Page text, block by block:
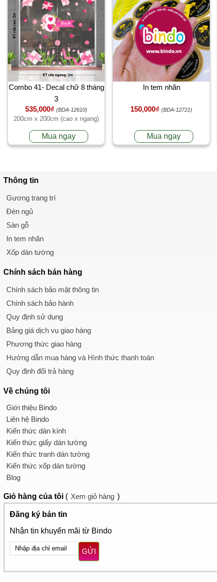
Combo 41- Decal chữ 8 tháng
3
535,000₫ (BDA-12610)
200cm x 200cm (cao x ngang)
Mua ngay
In tem nhãn
150,000₫ (BDA-12721)
Mua ngay
Thông tin
Gương trang trí
Đèn ngủ
Sàn gỗ
In tem nhãn
Xốp dán tường
Chính sách bán hàng
Chính sách bảo mật thông tin
Chính sách bảo hành
Quy định sử dụng
Bảng giá dịch vụ giao hàng
Phương thức giao hàng
Hướng dẫn mua hàng và Hình thức thanh toán
Quy định đổi trả hàng
Về chúng tôi
Giới thiệu Bindo
Liên hệ Bindo
Kiến thức dán kính
Kiến thức giấy dán tường
Kiến thức tranh dán tường
Kiến thức xốp dán tường
Blog
Giỏ hàng của tôi ( Xem giỏ hàng )
Đăng ký bản tin
Nhận tin khuyến mãi từ Bindo
GỬI